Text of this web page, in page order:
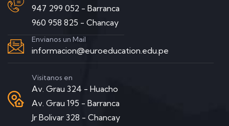
947 299 052 - Barranca
960 958 825 - Chancay
Envianos un Mail
informacion@euroeducation.edu.pe
Visitanos en
Av. Grau 324 - Huacho
Av. Grau 195 - Barranca
Jr Bolivar 328 - Chancay